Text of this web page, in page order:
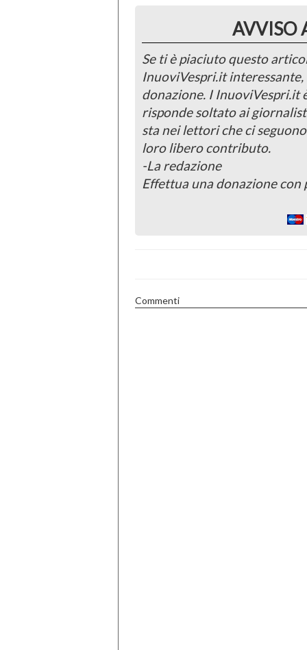
AVVISO
Se ti è piaciuto questo
InuoviVespri.it
donazione. I InuoviVespri.it
risponde soltato ai
sta nei lettori che ci
loro libero contributo.
-La redazione
Effettua una donazione con
Commenti